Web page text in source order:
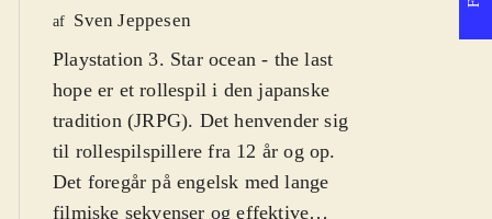
af Sven Jeppesen
Playstation 3. Star ocean - the last
hope er et rollespil i den japanske
tradition (JRPG). Det henvender sig
til rollespilspillere fra 12 år og op.
Det foregår på engelsk med lange
filmiske sekvenser og effektive